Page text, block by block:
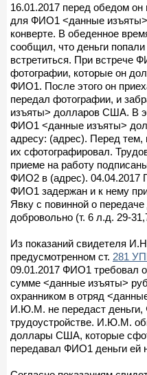
16.01.2017 перед обедом
для ФИО1 <данные
конверте. В обеденное
сообщил, что деньги
встретиться. При встрече
фотографии, которые он
ФИО1. После этого он
передал фотографии, и
изъяты> долларов США. В
ФИО1 <данные изъяты>
адресу: (адрес). Перед тем,
их сфотографировал.
приеме на работу
ФИО2 в (адрес). 04.04.2017
ФИО1 задержан и к нему
Явку с повинной о
добровольно (т. 6 л.д. 29-
Из показаний свидетеля
предусмотренном ст. 281
09.01.2017 ФИО1 требовал
сумме <данные изъяты>
охранником в отряд
И.Ю.М. не передаст деньги,
трудоустройстве. И.Ю.М.
доллары США, которые
передавал ФИО1 деньги ей